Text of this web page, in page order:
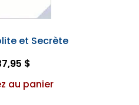
et Secrète
$
au panier